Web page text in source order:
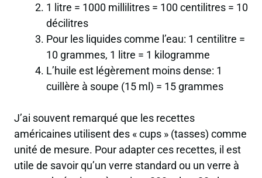
1 litre = 1000 millilitres = 100 centilitres = 10
décilitres
Pour les liquides comme l’eau: 1 centilitre =
10 grammes, 1 litre = 1 kilogramme
L’huile est légèrement moins dense: 1
cuillère à soupe (15 ml) = 15 grammes
J’ai souvent remarqué que les recettes
américaines utilisent des « cups » (tasses) comme
unité de mesure. Pour adapter ces recettes, il est
utile de savoir qu’un verre standard ou un verre à